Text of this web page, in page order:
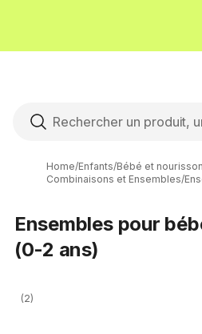
Home/Enfants/Bébé et
Combinaisons et Ensembles/
Ensembles pour
(0-2 ans)
(2)